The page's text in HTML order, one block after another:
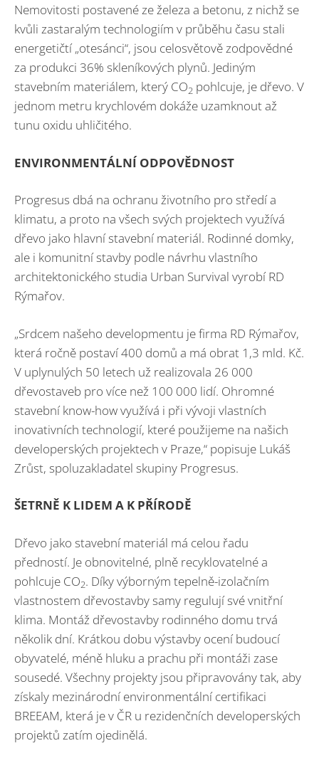
Nemovitosti postavené ze železa a betonu, z nichž se
kvůli zastaralým technologiím v průběhu času stali
energetičtí „otesánci“, jsou celosvětově zodpovědné
za produkci 36% skleníkových plynů. Jediným
stavebním materiálem, který CO2 pohlcuje, je dřevo. V
jednom metru krychlovém dokáže uzamknout až
tunu oxidu uhličitého.
ENVIRONMENTÁLNÍ ODPOVĚDNOST
Progresus dbá na ochranu životního pro středí a
klimatu, a proto na všech svých projektech využívá
dřevo jako hlavní stavební materiál. Rodinné domky,
ale i komunitní stavby podle návrhu vlastního
architektonického studia Urban Survival vyrobí RD
Rýmařov.
„Srdcem našeho developmentu je firma RD Rýmařov,
která ročně postaví 400 domů a má obrat 1,3 mld. Kč.
V uplynulých 50 letech už realizovala 26 000
dřevostaveb pro více než 100 000 lidí. Ohromné
stavební know-how využívá i při vývoji vlastních
inovativních technologií, které použijeme na našich
developerských projektech v Praze,“ popisuje Lukáš
Zrůst, spoluzakladatel skupiny Progresus.
ŠETRNĚ K LIDEM A K PŘÍRODĚ
Dřevo jako stavební materiál má celou řadu
předností. Je obnovitelné, plně recyklovatelné a
pohlcuje CO2. Díky výborným tepelně-izolačním
vlastnostem dřevostavby samy regulují své vnitřní
klima. Montáž dřevostavby rodinného domu trvá
několik dní. Krátkou dobu výstavby ocení budoucí
obyvatelé, méně hluku a prachu při montáži zase
sousedé. Všechny projekty jsou připravovány tak, aby
získaly mezinárodní environmentální certifikaci
BREEAM, která je v ČR u rezidenčních developerských
projektů zatím ojedinělá.